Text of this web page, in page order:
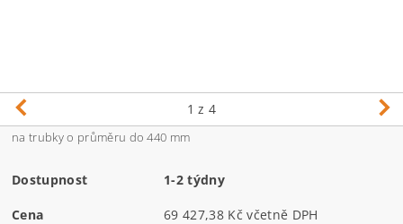
1 z 4
na trubky o průměru do 440 mm
Dostupnost 1-2 týdny
Cena 69 427,38 Kč včetně DPH